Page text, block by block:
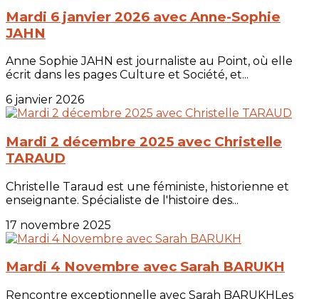
Mardi 6 janvier 2026 avec Anne-Sophie
JAHN
Anne Sophie JAHN est journaliste au Point, où elle
écrit dans les pages Culture et Société, et...
6 janvier 2026
Mardi 2 décembre 2025 avec Christelle
TARAUD
Christelle Taraud est une féministe, historienne et
enseignante. Spécialiste de l'histoire des...
17 novembre 2025
Mardi 4 Novembre avec Sarah BARUKH
Rencontre exceptionnelle avec Sarah BARUKHLes